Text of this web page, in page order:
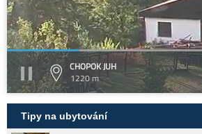
CHOPOK JUH
1220 m
Tipy na ubytování